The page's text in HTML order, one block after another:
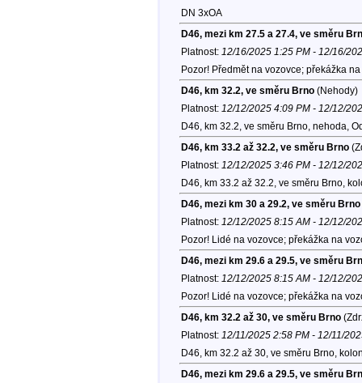
DN 3xOA
D46, mezi km 27.5 a 27.4, ve směru
Platnost: 12/16/2025 1:25 PM - 12/16/
Pozor! Předmět na vozovce; překážka
D46, km 32.2, ve směru Brno(Nehody)
Platnost: 12/12/2025 4:09 PM - 12/12/
D46, km 32.2, ve směru Brno, nehoda,
D46, km 33.2 až 32.2, ve směru Brno
Platnost: 12/12/2025 3:46 PM - 12/12/
D46, km 33.2 až 32.2, ve směru Brno,
D46, mezi km 30 a 29.2, ve směru Brno
Platnost: 12/12/2025 8:15 AM - 12/12/
Pozor! Lidé na vozovce; překážka na
D46, mezi km 29.6 a 29.5, ve směru
Platnost: 12/12/2025 8:15 AM - 12/12/
Pozor! Lidé na vozovce; překážka na
D46, km 32.2 až 30, ve směru Brno
Platnost: 12/11/2025 2:58 PM - 12/11/
D46, km 32.2 až 30, ve směru Brno,
D46, mezi km 29.6 a 29.5, ve směru